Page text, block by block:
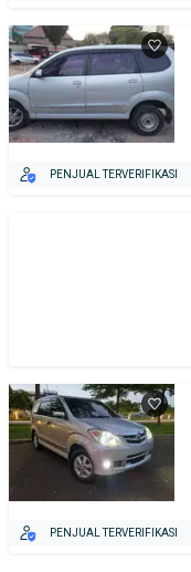
PENJUAL TERVERIFIKASI
PENJUAL TERVERIFIKASI